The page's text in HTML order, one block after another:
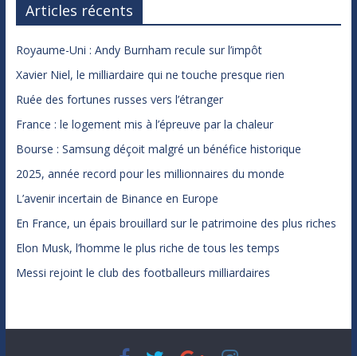
Articles récents
Royaume-Uni : Andy Burnham recule sur l’impôt
Xavier Niel, le milliardaire qui ne touche presque rien
Ruée des fortunes russes vers l’étranger
France : le logement mis à l’épreuve par la chaleur
Bourse : Samsung déçoit malgré un bénéfice historique
2025, année record pour les millionnaires du monde
L’avenir incertain de Binance en Europe
En France, un épais brouillard sur le patrimoine des plus riches
Elon Musk, l’homme le plus riche de tous les temps
Messi rejoint le club des footballeurs milliardaires